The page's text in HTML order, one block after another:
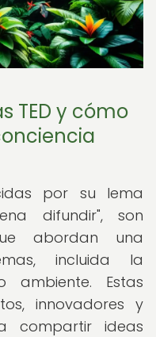
TED y cómo
por su lema
difundir", son
abordan una
incluida la
ambiente. Estas
innovadores y
compartir ideas